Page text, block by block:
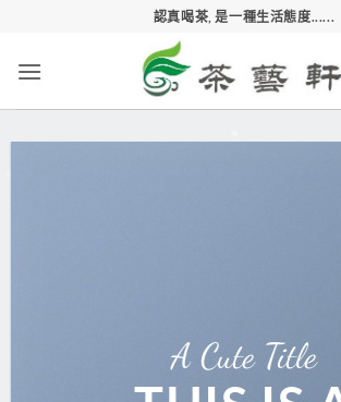
content
認真喝茶, 是一種生活態度......
A Cute Title